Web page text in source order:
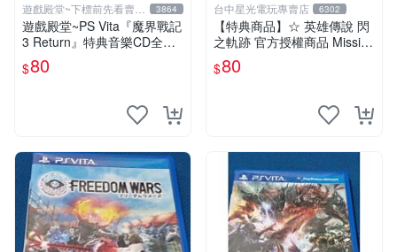
遊戲殿堂~下標前先看賣場
關於我
3864
遊戲殿堂~PS Vita『魔界戰記
3 Return』特典音樂CD全新
品未使用(不含遊戲片喔)
$80
台中星光電玩專賣店 6302
【特典商品】☆ 英雄傳說 閃
之軌跡 官方授權商品 Missi限
定 彈力手機支架 ☆全新品
【特價優惠】台中星光電玩
$80